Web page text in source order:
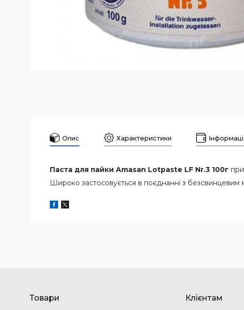
Опис Характеристики
Паста для пайки Amasan Lotpaste LF Nr.3 100г
Широко застосовується в поєднанні з
Товари Клієнтам